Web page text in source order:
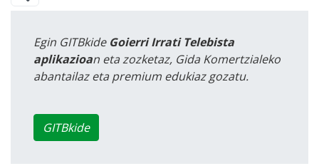
Egin GITBkide Goierri Irrati Telebista
aplikazioan eta zozketaz, Gida Komertzialeko
abantailaz eta premium edukiaz gozatu.
GITBkide